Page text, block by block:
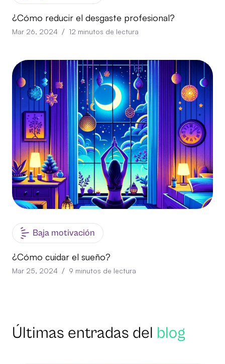
¿Cómo reducir el desgaste profesional?
Mar 26, 2024 / 12 minutos de lectura
Baja motivación
¿Cómo cuidar el sueño?
Mar 25, 2024 / 9 minutos de lectura
Últimas entradas del blog